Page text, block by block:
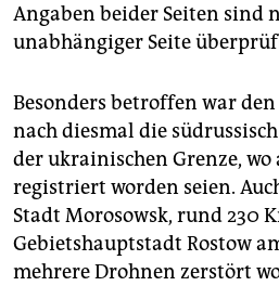
Angaben beider Seiten sind
unabhängiger Seite
Besonders betroffen war
nach diesmal die
der ukrainischen Grenze, wo
registriert worden seien.
Stadt Morosowsk, rund 230
Gebietshauptstadt Rostow
mehrere Drohnen zerstört